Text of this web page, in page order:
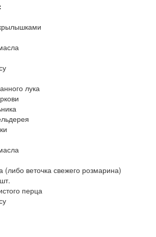
лука
веточка свежего розмарина)
перца